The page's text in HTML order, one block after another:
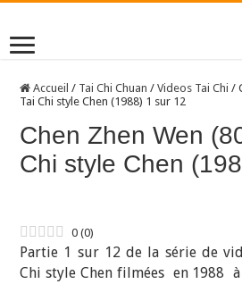
Accueil / Tai Chi Chuan / Videos Tai Chi /
Tai Chi style Chen (1988) 1 sur 12
Chen Zhen Wen
Chi style Chen
0 (0)
Partie 1 sur 12 de la série de
Chi style Chen filmées en 1988